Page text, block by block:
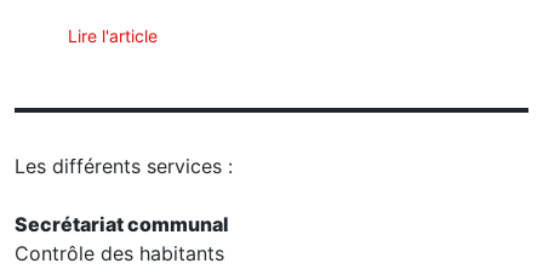
Lire l'article
Les différents services :
Secrétariat communal
Contrôle des habitants